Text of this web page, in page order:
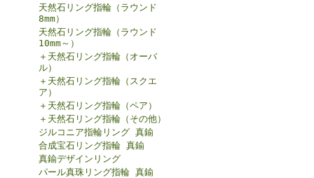
天然石リング指輪（ラウンド
8mm）
天然石リング指輪（ラウンド
10mm～）
＋天然石リング指輪（オーバ
ル）
＋天然石リング指輪（スクエ
ア）
＋天然石リング指輪（ペア）
＋天然石リング指輪（その他）
ジルコニア指輪リング 真鍮
合成宝石リング指輪 真鍮
真鍮デザインリング
パール真珠リング指輪 真鍮